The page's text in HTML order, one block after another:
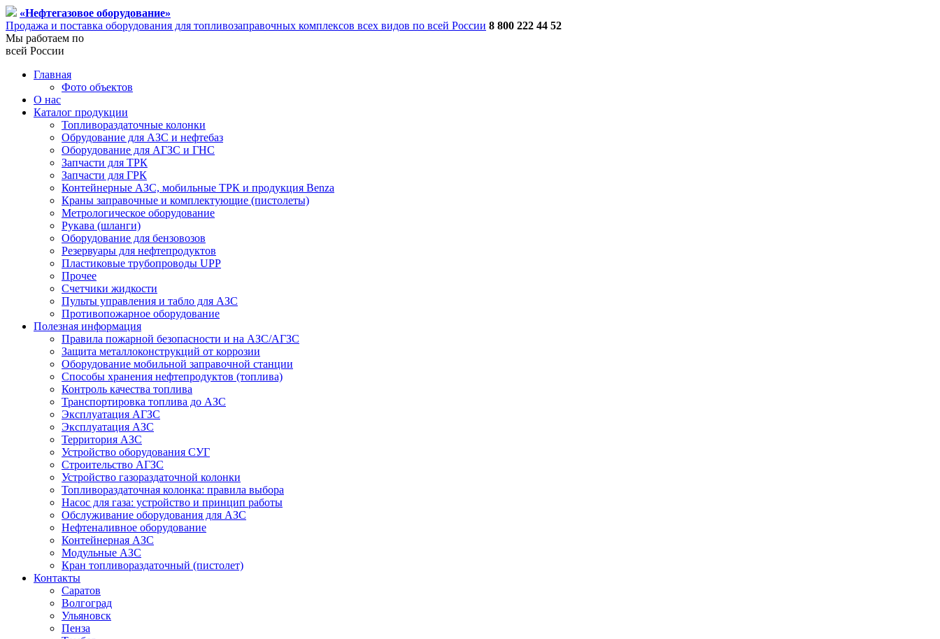
«Нефтегазовое оборудование»
Продажа и поставка оборудования для топливозаправочных комплексов всех видов по всей России 8 800 222 44 52
Мы работаем по
всей России
Главная
Фото объектов
О нас
Каталог продукции
Топливораздаточные колонки
Обрудование для АЗС и нефтебаз
Оборудование для АГЗС и ГНС
Запчасти для ТРК
Запчасти для ГРК
Контейнерные АЗС, мобильные ТРК и продукция Benza
Краны заправочные и комплектующие (пистолеты)
Метрологическое оборудование
Рукава (шланги)
Оборудование для бензовозов
Резервуары для нефтепродуктов
Пластиковые трубопроводы UPP
Прочее
Счетчики жидкости
Пульты управления и табло для АЗС
Противопожарное оборудование
Полезная информация
Правила пожарной безопасности и на АЗС/АГЗС
Защита металлоконструкций от коррозии
Оборудование мобильной заправочной станции
Способы хранения нефтепродуктов (топлива)
Контроль качества топлива
Транспортировка топлива до АЗС
Эксплуатация АГЗС
Эксплуатация АЗС
Территория АЗС
Устройство оборудования СУГ
Строительство АГЗС
Устройство газораздаточной колонки
Топливораздаточная колонка: правила выбора
Насос для газа: устройство и принцип работы
Обслуживание оборудования для АЗС
Нефтеналивное оборудование
Контейнерная АЗС
Модульные АЗС
Кран топливораздаточный (пистолет)
Контакты
Саратов
Волгоград
Ульяновск
Пенза